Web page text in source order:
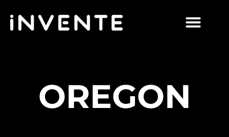
OREGON